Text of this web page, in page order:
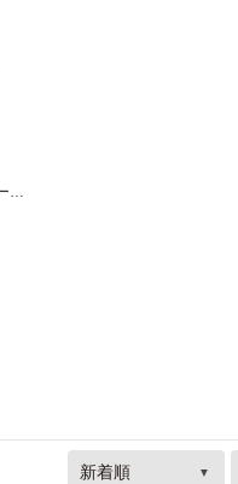
【セットアップ対応商品】スパンコールファンシーツィードワンピース